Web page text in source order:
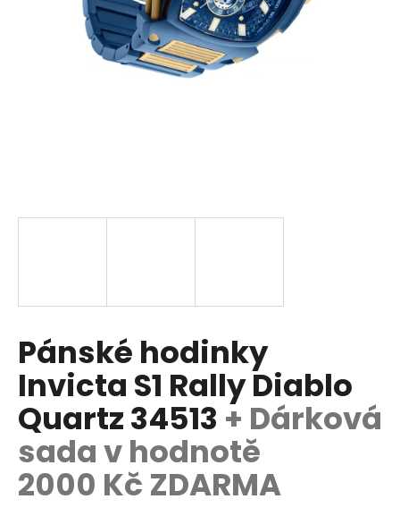
Pánské hodinky
Invicta S1 Rally Diablo
Quartz 34513 + Dárková
sada v hodnotě
2000 Kč ZDARMA
o
o
r
u
č
u
j
e
m
e